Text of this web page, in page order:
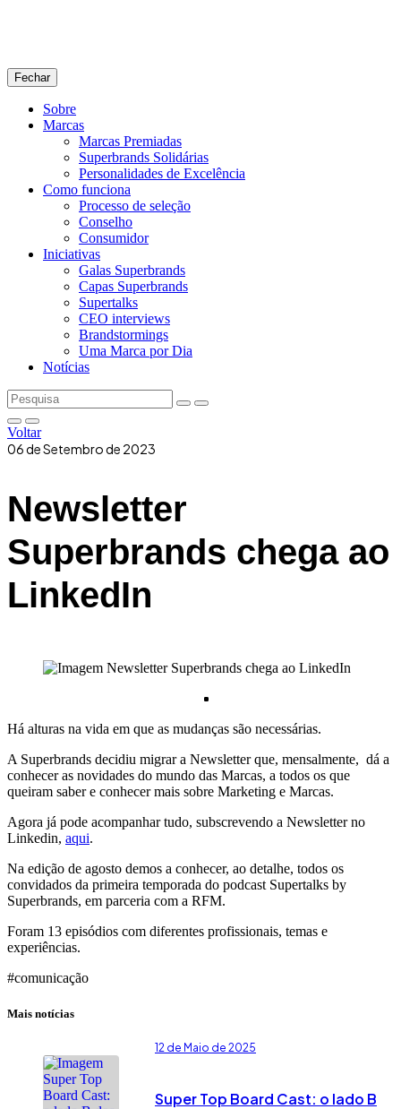
Fechar
Sobre
Marcas
Marcas Premiadas
Superbrands Solidárias
Personalidades de Excelência
Como funciona
Processo de seleção
Conselho
Consumidor
Iniciativas
Galas Superbrands
Capas Superbrands
Supertalks
CEO interviews
Brandstormings
Uma Marca por Dia
Notícias
Voltar
06 de Setembro de 2023
Newsletter
Superbrands chega ao
LinkedIn
Há alturas na vida em que as mudanças são necessárias.
A Superbrands decidiu migrar a Newsletter que, mensalmente, dá a
conhecer as novidades do mundo das Marcas, a todos os que
queiram saber e conhecer mais sobre Marketing e Marcas.
Agora já pode acompanhar tudo, subscrevendo a Newsletter no
Linkedin, aqui.
Na edição de agosto demos a conhecer, ao detalhe, todos os
convidados da primeira temporada do podcast Supertalks by
Superbrands, em parceria com a RFM.
Foram 13 episódios com diferentes profissionais, temas e
experiências.
#comunicação
Mais notícias
12 de Maio de 2025
Super Top Board Cast: o lado B